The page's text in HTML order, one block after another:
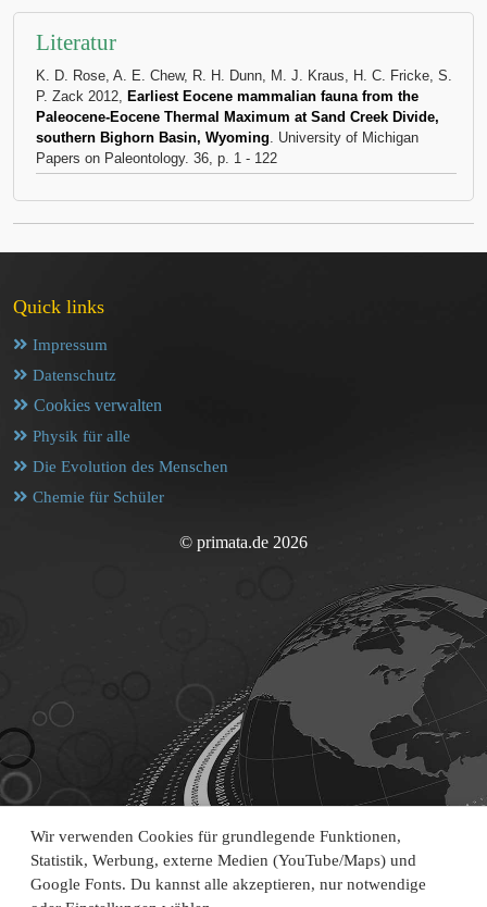
Wir verwenden Cookies für grundlegende Funktionen,
Statistik, Werbung, externe Medien (YouTube/Maps) und
Google Fonts. Du kannst alle akzeptieren, nur notwendige
Literatur
K. D. Rose, A. E. Chew, R. H. Dunn, M. J. Kraus, H. C. Fricke, S.
P. Zack 2012, Earliest Eocene mammalian fauna from the
Paleocene-Eocene Thermal Maximum at Sand Creek Divide,
southern Bighorn Basin, Wyoming. University of Michigan
Papers on Paleontology. 36, p. 1 - 122
Quick links
Impressum
Datenschutz
Cookies verwalten
Physik für alle
Die Evolution des Menschen
Chemie für Schüler
© primata.de 2026